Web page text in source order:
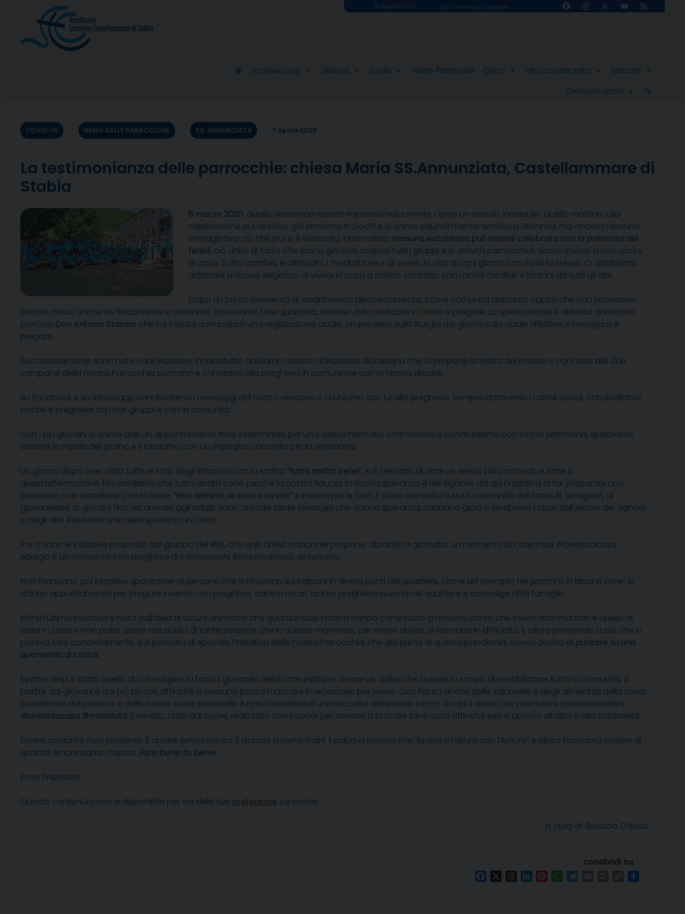
8 Agosto 2026 San Domenico, sacerdote FacebookInstagram
X
YouTube
Feed
Arcivescovo Diocesi Curia Piano Pastorale Clero Vita Consacrata
Laicato
Comunicazioni
COVID-19 NEWS DALLE PARROCCHIE SS. ANNUNZIATA 7 Aprile 2020
La testimonianza delle parrocchie: chiesa Maria SS.Annunziata, Castellammare di
Stabia
8 marzo 2020: quella domenica resterà impressa nella mente come un ricordo indelebile. Quella mattina, alla
celebrazione eucaristica, già eravamo in pochi e ci siamo salutati mantenendoci a distanza, ma ancora nessuno
immaginava ciò che poi si è verificato. Una notizia: nessuna eucarestia può essere celebrata con la presenza dei
fedeli, ciò unito al fatto che erano già stati sospesi tutti i gruppi e le attività parrocchiali. Siamo invitati a non uscire
di casa. Tutto cambia, le abitudini, i modi di fare e di vivere, la vita di ogni giorno non è più la stessa. Ci dobbiamo
adattare a nuove esigenze, al vivere in casa a stretto contatto con i nostri familiari e lontani da tutti gli altri.
Dopo un primo momento di smarrimento, disorientamento, come comunità abbiamo capito che non potevamo
restare chiusi, anche se fisicamente lo eravamo. Dovevamo fare qualcosa, restare uniti, confidare in Cristo e pregare. La spinta iniziale è arrivata dal nostro
parroco Don Antonio Staiano che ha iniziato a mandarci una registrazione audio, un pensiero sulla liturgia del giorno sulla quale riflettere, interrogarci e
pregare.
Successivamente sono nate varie iniziative. Innanzitutto abbiamo aderito all’iniziativa diocesana che ci propone la recita del rosario e ogni sera alle 21 le
campane della nostra Parrocchia suonano e ci invitano alla preghiera in comunione con la nostra diocesi.
Su Facebook e su Whatsapp condividiamo i messaggi del nostro vescovo e ci uniamo con lui alla preghiera. Sempre attraverso i canali social, condividiamo
notizie e preghiere tra i vari gruppi e con la comunità.
Con i più giovani ci siamo dati un appuntamento fisso settimanale per una videochiamata, ci ritroviamo e condividiamo con loro la settimana, spezziamo
insieme la Parola del giorno e li lasciamo con un impegno concreto per la settimana.
Un giorno dopo aver visto tutte le foto degli striscioni con la scritta “tutto andrà bene”, si è pensato di dare un senso più profondo e forte a
quest’affermazione. Noi crediamo che tutto andrà bene perché la nostra fiducia, la nostra speranza è nel Signore, da qui l’iniziativa di far preparare uno
striscione o un cartellone con la frase: “Non temete, io sono con voi!” e inviarci poi le foto. È stata coinvolta tutta la comunità dai fanciulli, ai ragazzi, ai
giovanissimi, ai giovani fino ad arrivare agli adulti. Sono arrivate tante immagini che danno speranza, ridonano gioia e riempiono i cuori dell’Amore del Signore
e degli altri. Restiamo uniti nella speranza in Cristo.
Poi ci sono le iniziative proposte dal gruppo del RNS, che uniti al RNS nazionale propone, durante la giornata, un momento di catechesi #iorestoacasa…
eprego e un momento con preghiere di intercessioni #iorestoacasa…eintercedo.
Non mancano poi iniziative spontanee di persone che si ritrovano sui balconi in diversi punti del quartiere, come ad esempio nei parchi o in alcune zone. Si
danno appuntamento per pregare insieme con preghiere, canti o rosari. La loro preghiera risuona nel quartiere e coinvolge altre famiglie.
Infine l’ultima iniziativa è nata dall’idea di alcuni animatori che guardandosi intorno hanno cominciato a rendersi conto che il vero dramma non è quello di
stare in casa e non poter uscire ma quello di tante persone che in questo momento, per motivi diversi, si ritrovano in difficoltà. E allora pensando a ciò che si
poteva fare concretamente, si è pensato di sposare l’iniziativa della nostra Parrocchia, che già prima di questa pandemia, aveva deciso di puntare su una
quaresima di carità.
Il primo step è stato quello di coinvolgere la fascia giovanile della comunità per creare un video che avesse lo scopo di sensibilizzare tutta la comunità, a
partire dai giovani e dai più piccoli, affinché a nessuno possa mancare il necessario per vivere. Con l’aiuto anche delle salumerie e degli alimentari della zona,
coordinata dal parroco e dalle nostre suore pastorelle è nata l’iniziativa di una raccolta alimentare e non; da qui il video che promuove questa iniziativa:
#iorestoacasa #matiaiuto. È sentito, nato dal cuore, realizzato con il cuore per arrivare a toccare tanti cuori affinché essi si aprono all’altro e alla solidarietà.
Essere cristiani è farsi prossimo. È amare senza misura. È donare a piene mani. Il papa ci ricorda che “la vita si misura con l’Amore” e allora facciamo vedere di
quanto Amore siamo capaci. Fare bene fa bene!
Ecco l’iniziativa:
Questo contenuto non è disponibile per via delle tue preferenze sui cookie
a cura di Rosalba D’Auria
condividi su
FacebookThreadsLinkedInPinterestWhatsApp
Copy